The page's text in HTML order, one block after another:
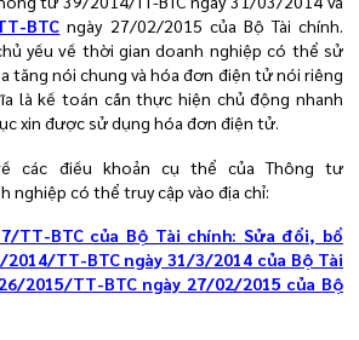
BTC ngày 27/02/2015 của Bộ Tài chính.
yếu về thời gian doanh nghiệp có thể sử
tăng nói chung và hóa đơn điện tử nói riêng
là kế toán cần thực hiện chủ động nhanh
xin được sử dụng hóa đơn điện tử.
các điều khoản cụ thể củaThông tư
nghiệp có thể truy cập vào địa chỉ:
TT-BTC của Bộ Tài chính: Sửa đổi, bổ
/2014/TT-BTC ngày 31/3/2014 của Bộ Tài
2015/TT-BTC ngày 27/02/2015 của Bộ